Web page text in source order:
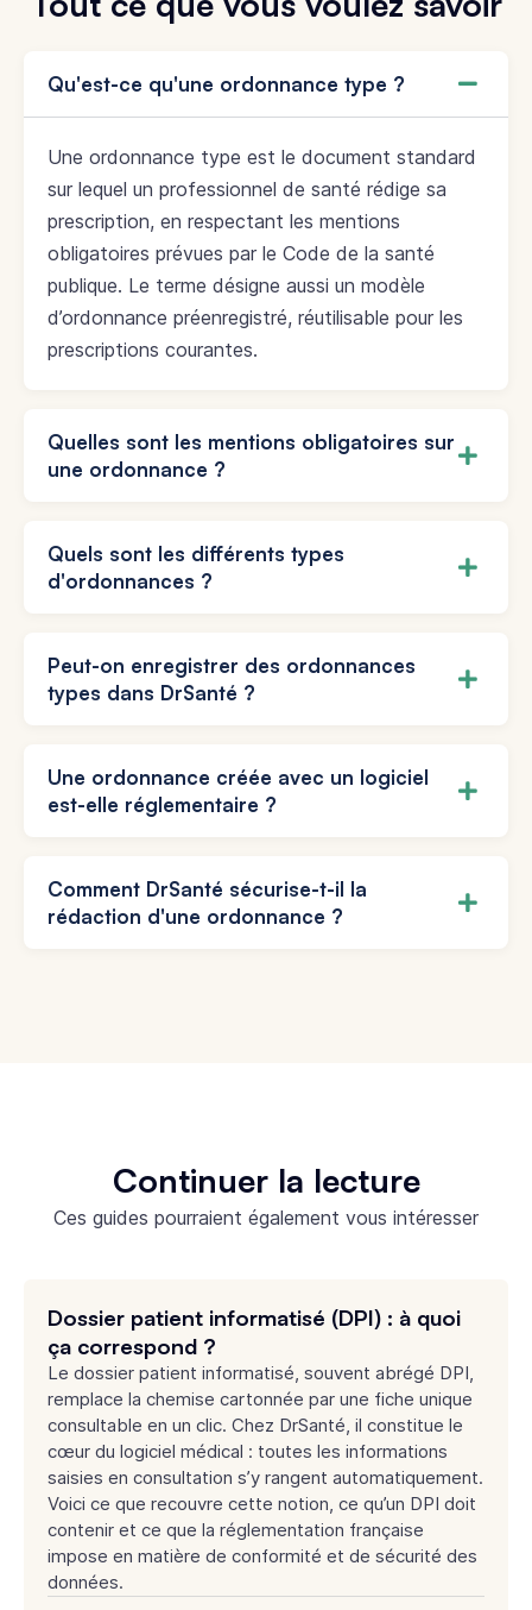
Qu'est-ce qu'une ordonnance type ?
Une ordonnance type est le document standard
sur lequel un professionnel de santé rédige sa
prescription, en respectant les mentions
obligatoires prévues par le Code de la santé
publique. Le terme désigne aussi un modèle
d’ordonnance préenregistré, réutilisable pour les
prescriptions courantes.
Quelles sont les mentions obligatoires sur
une ordonnance ?
Quels sont les différents types
d'ordonnances ?
Peut-on enregistrer des ordonnances
types dans DrSanté ?
Une ordonnance créée avec un logiciel
est-elle réglementaire ?
Comment DrSanté sécurise-t-il la
rédaction d'une ordonnance ?
Continuer la lecture
Ces guides pourraient également vous intéresser
Dossier patient informatisé (DPI) : à quoi
ça correspond ?
Le dossier patient informatisé, souvent abrégé DPI,
remplace la chemise cartonnée par une fiche unique
consultable en un clic. Chez DrSanté, il constitue le
cœur du logiciel médical : toutes les informations
saisies en consultation s’y rangent automatiquement.
Voici ce que recouvre cette notion, ce qu’un DPI doit
contenir et ce que la réglementation française
impose en matière de conformité et de sécurité des
données.